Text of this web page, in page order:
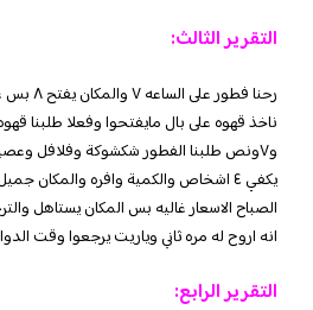
التقرير الثالث:
رحنا
ناخذ قهوه على بال مايفتحوا وفعلا طلبنا
و٧ونص طلبنا الفطور شكشوكة وفلافل
يكفي ٤ اشخاص والكمية وافره
الصباح الاسعار غاليه بس المكان يستاهل
انه اروح له مره ثاني وياريت يرجعوا وقت الدوام ويكون
التقرير الرابع: